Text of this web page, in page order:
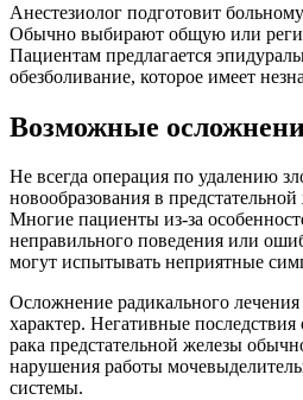
Анестезиолог подготовит
Обычно выбирают общую или
Пациентам предлагается
обезболивание, которое имеет
Возможные
Не всегда операция по удалению
новообразования в
Многие пациенты из-за
неправильного поведения или
могут испытывать неприятные
Осложнение радикального
характер. Негативные
рака предстательной железы
нарушения работы
системы.